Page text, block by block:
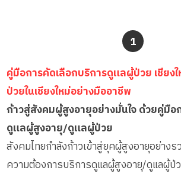
1
คู่มือการคัดเลือกบริการดูแลผู้ป่วย เชียง
ป่วยในเชียงใหม่อย่างมืออาชีพ
ก้าวสู่สังคมผู้สูงอายุอย่างมั่นใจ ด้วยคู่มือ
ดูแลผู้สูงอายุ/ดูแลผู้ป่วย
สังคมไทยกำลังก้าวเข้าสู่ยุคผู้สูงอายุอย่างร
ความต้องการบริการดูแลผู้สูงอายุ/ดูแลผู้ป่